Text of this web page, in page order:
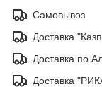
Самовывоз
Доставка
Доставка по
Доставка